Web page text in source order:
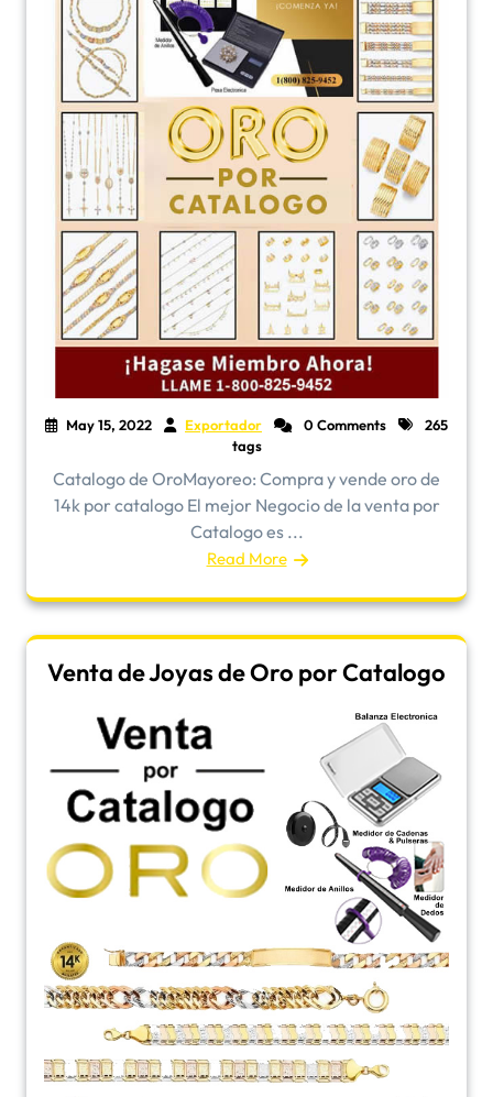
May 15, 2022 Exportador 0 Comments
265
tags
​Catalogo de OroMayoreo: Compra y vende oro de
14k por catalogo El mejor Negocio de la venta por
Catalogo es ...
Read More
Venta de Joyas de Oro por Catalogo